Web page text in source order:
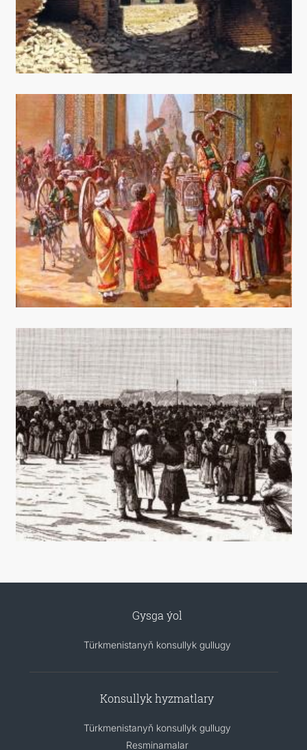
Gysga ýol
Türkmenistanyň konsullyk gullugy
Konsullyk hyzmatlary
Türkmenistanyň konsullyk gullugy
Resminamalar